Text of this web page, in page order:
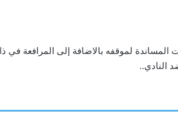
المساندة لموقفه بالاضافة إلى المرافعة في
النادي..